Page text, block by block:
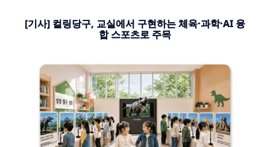
[기사] 컬링당구, 교실에서 구현하는 체육·과학·AI 융
합 스포츠로 주목